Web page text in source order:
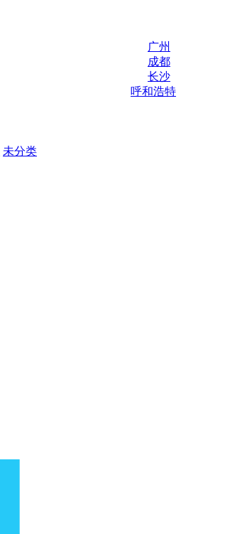
广州
成都
长沙
呼和浩特
未分类